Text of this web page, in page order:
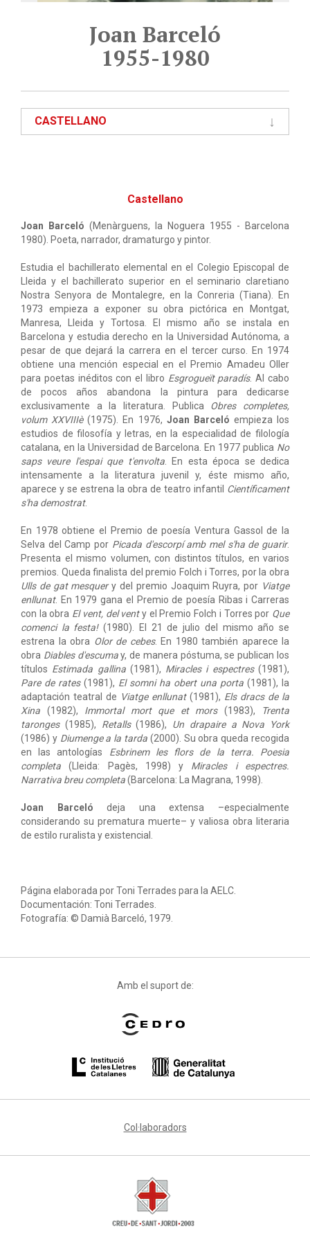
Joan Barceló
1955-1980
CASTELLANO
Castellano
Joan Barceló (Menàrguens, la Noguera 1955 - Barcelona
1980). Poeta, narrador, dramaturgo y pintor.
Estudia el bachillerato elemental en el Colegio Episcopal de
Lleida y el bachillerato superior en el seminario claretiano
Nostra Senyora de Montalegre, en la Conreria (Tiana). En
1973 empieza a exponer su obra pictórica en Montgat,
Manresa, Lleida y Tortosa. El mismo año se instala en
Barcelona y estudia derecho en la Universidad Autónoma, a
pesar de que dejará la carrera en el tercer curso. En 1974
obtiene una mención especial en el Premio Amadeu Oller
para poetas inéditos con el libro Esgrogueït paradís. Al cabo
de pocos años abandona la pintura para dedicarse
exclusivamente a la literatura. Publica Obres completes,
volum XXVIIIè(1975). En 1976, Joan Barceló empieza los
estudios de filosofía y letras, en la especialidad de filología
catalana, en la Universidad de Barcelona. En 1977 publica No
saps veure l'espai que t'envolta. En esta época se dedica
intensamente a la literatura juvenil y, éste mismo año,
aparece y se estrena la obra de teatro infantil Científicament
s'ha demostrat.
En 1978 obtiene el Premio de poesía Ventura Gassol de la
Selva del Camp por Picada d'escorpí amb mel s'ha de guarir.
Presenta el mismo volumen, con distintos títulos, en varios
premios. Queda finalista del premio Folch i Torres, por la obra
Ulls de gat mesquery del premio Joaquim Ruyra, por Viatge
enllunat. En 1979 gana el Premio de poesía Ribas i Carreras
con la obra El vent, del venty el Premio Folch i Torres por Que
comenci la festa!(1980). El 21 de julio del mismo año se
estrena la obra Olor de cebes. En 1980 también aparece la
obra Diables d'escumay, de manera póstuma, se publican los
títulos Estimada gallina(1981), Miracles i espectres(1981),
Pare de rates(1981), El somni ha obert una porta (1981), la
adaptación teatral de Viatge enllunat(1981), Els dracs de la
Xina (1982), Immortal mort que et mors(1983),
Trenta
taronges(1985), Retalls(1986), Un drapaire a Nova York
(1986) y Diumenge a la tarda (2000). Su obra queda recogida
en las antologías Esbrinem les flors de la terra. Poesia
completa(Lleida: Pagès, 1998) y Miracles i espectres.
Narrativa breu completa(Barcelona: La Magrana, 1998).
Joan Barceló deja una extensa –especialmente
considerando su prematura muerte– y valiosa obra literaria
de estilo ruralista y existencial.
Página elaborada por Toni Terrades para la AELC.
Documentación: Toni Terrades.
Fotografía: © Damià Barceló, 1979.
Amb el suport de:
Col·laboradors